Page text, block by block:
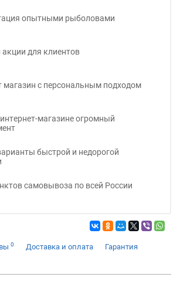
опытными рыболовами
для клиентов
магазин с персональным подходом
магазине огромный
быстрой и недорогой
самовывоза по всей России
0 Доставка и оплата Гарантия